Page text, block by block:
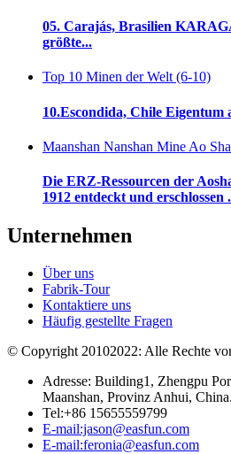
05. Carajás, Brasilien
größte...
Top 10 Minen der Welt (6-10)
10.Escondida, Chile
Maanshan Nanshan Mine Ao
Die ERZ-Ressourcen der
1912 entdeckt und erschlossen
Unternehmen
Über uns
Fabrik-Tour
Kontaktiere uns
Häufig gestellte Fragen
© Copyright 20102022: Alle Rechte
Adresse: Building1, Zhengpu
Maanshan, Provinz Anhui, China.
Tel:+86 15655559799
E-mail:jason@easfun.com
E-mail:feronia@easfun.com